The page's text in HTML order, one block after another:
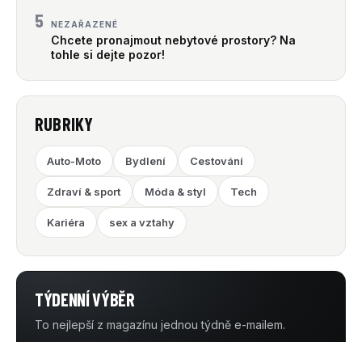
5 NEZAŘAZENÉ
Chcete pronajmout nebytové prostory? Na
tohle si dejte pozor!
RUBRIKY
Auto-Moto Bydlení Cestování
Zdraví & sport Móda & styl Tech
Kariéra sex a vztahy
TÝDENNÍ VÝBĚR
To nejlepší z magazínu jednou týdně e-mailem.